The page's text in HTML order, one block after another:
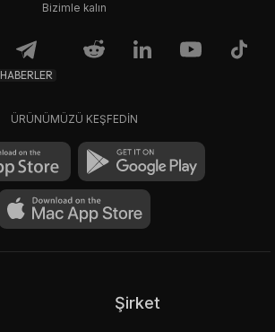
Bizimle kalın
HABERLER
ÜRÜNÜMÜZÜ KEŞFEDİN
Şirket